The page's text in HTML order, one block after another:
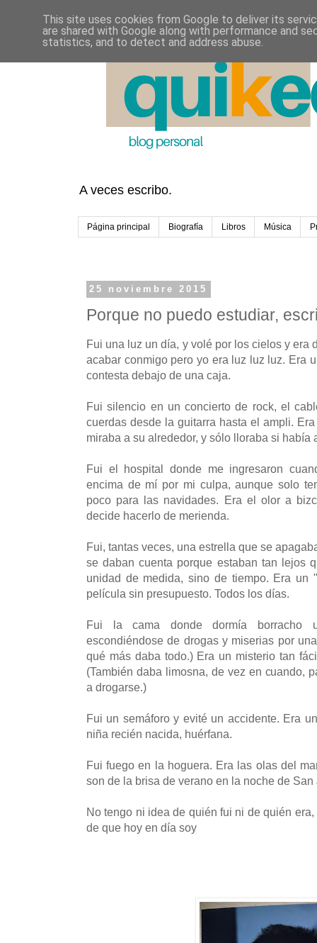
A veces escribo.
Página principal Biografía Libros Música
25 noviembre 2015
Porque no puedo estudiar,
Fui una luz un día, y volé por los cielos y era
acabar conmigo pero yo era luz luz luz. Era
contesta debajo de una caja.
Fui silencio en un concierto de rock, el
cuerdas desde la guitarra hasta el ampli.
miraba a su alrededor, y sólo lloraba si había
Fui el hospital donde me ingresaron
encima de mí por mi culpa, aunque solo
poco para las navidades. Era el olor a
decide hacerlo de merienda.
Fui, tantas veces, una estrella que se
se daban cuenta porque estaban tan lejos
unidad de medida, sino de tiempo. Era
película sin presupuesto. Todos los días.
Fui la cama donde dormía borracho
escondiéndose de drogas y miserias por
qué más daba todo.) Era un misterio tan
(También daba limosna, de vez en cuando,
a drogarse.)
Fui un semáforo y evité un accidente. Era
niña recién nacida, huérfana.
Fui fuego en la hoguera. Era las olas del
son de la brisa de verano en la noche de San
No tengo ni idea de quién fui ni de quién
de que hoy en día soy
This site uses cookies from Google to deliver its
are shared with Google along with performance and
statistics, and to detect and address abuse.